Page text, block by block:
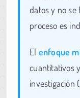
datos y no se
proceso es
El enfoque
cuantitativos
investigación